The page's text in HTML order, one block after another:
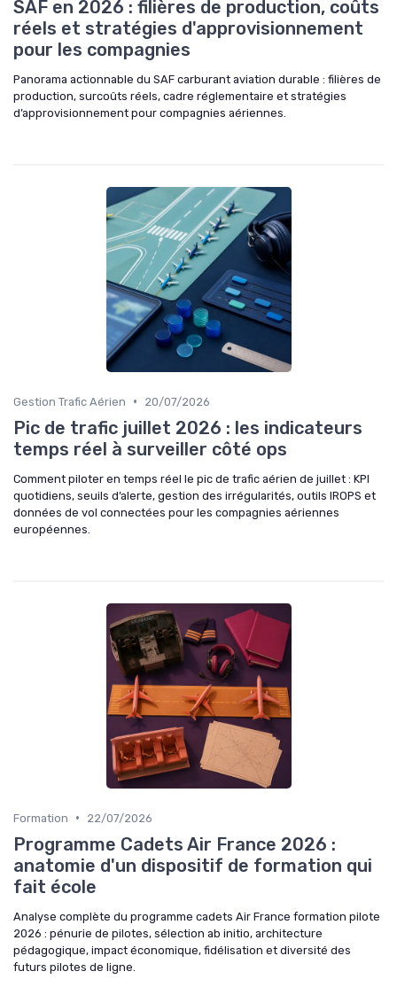
SAF en 2026 : filières de production, coûts
réels et stratégies d'approvisionnement
pour les compagnies
Panorama actionnable du SAF carburant aviation durable : filières de
production, surcoûts réels, cadre réglementaire et stratégies
d’approvisionnement pour compagnies aériennes.
Gestion Trafic Aérien • 20/07/2026
Pic de trafic juillet 2026 : les indicateurs
temps réel à surveiller côté ops
Comment piloter en temps réel le pic de trafic aérien de juillet : KPI
quotidiens, seuils d’alerte, gestion des irrégularités, outils IROPS et
données de vol connectées pour les compagnies aériennes
européennes.
Formation • 22/07/2026
Programme Cadets Air France 2026 :
anatomie d'un dispositif de formation qui
fait école
Analyse complète du programme cadets Air France formation pilote
2026 : pénurie de pilotes, sélection ab initio, architecture
pédagogique, impact économique, fidélisation et diversité des
futurs pilotes de ligne.